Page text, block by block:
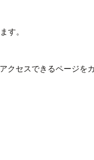
す。
セスできるページを